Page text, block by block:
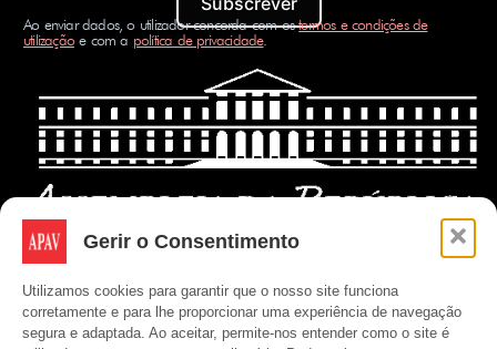
Gerir o Consentimento
Utilizamos cookies para garantir que o nosso site funciona
corretamente e para lhe proporcionar uma experiência de navegação
segura e adaptada. Ao aceitar, permite-nos entender como o site é
Ao enviar dados, o utilizador concorda com ostermos e condições de
utilizaçãoe com a política de privacidade.